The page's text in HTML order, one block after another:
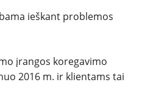
ieškant problemos
įrangos koregavimo
2016 m. ir klientams tai